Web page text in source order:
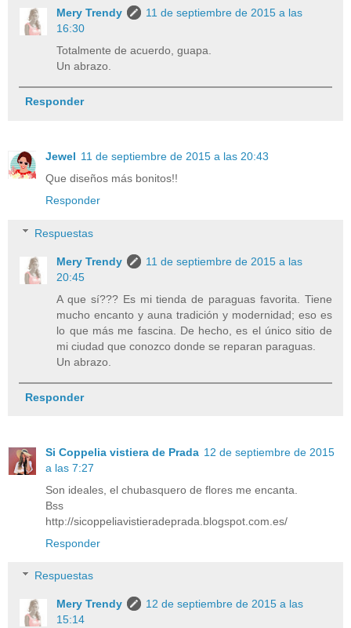
Mery Trendy
11 de septiembre de 2015 a las
16:30
Totalmente de acuerdo, guapa.
Un abrazo.
Responder
Jewel 11 de septiembre de 2015 a las 20:43
Que diseños más bonitos!!
Responder
Respuestas
Mery Trendy
11 de septiembre de 2015 a las
20:45
A que sí??? Es mi tienda de paraguas favorita. Tiene
mucho encanto y auna tradición y modernidad; eso es
lo que más me fascina. De hecho, es el único sitio de
mi ciudad que conozco donde se reparan paraguas.
Un abrazo.
Responder
Si Coppelia vistiera de Prada 12 de septiembre de 2015
a las 7:27
Son ideales, el chubasquero de flores me encanta.
Bss
http://sicoppeliavistieradeprada.blogspot.com.es/
Responder
Respuestas
Mery Trendy
12 de septiembre de 2015 a las
15:14